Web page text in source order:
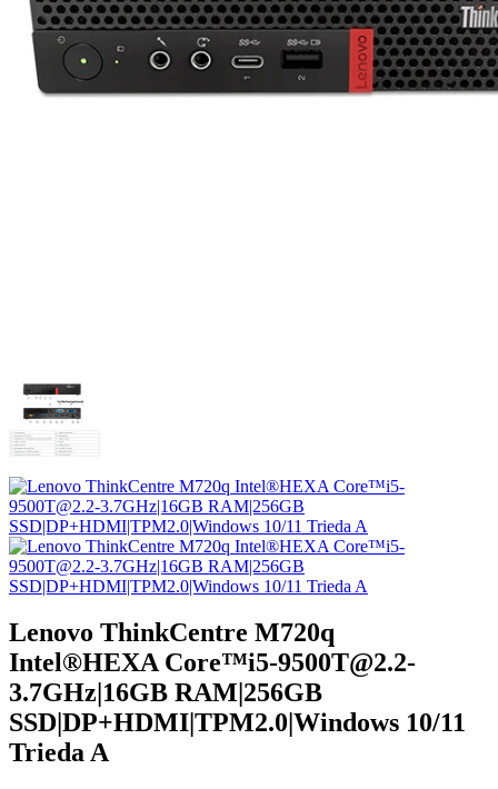
Lenovo ThinkCentre M720q
Intel®HEXA Core™i5-9500T@2.2-
3.7GHz|16GB RAM|256GB
SSD|DP+HDMI|TPM2.0|Windows 10/11
Trieda A